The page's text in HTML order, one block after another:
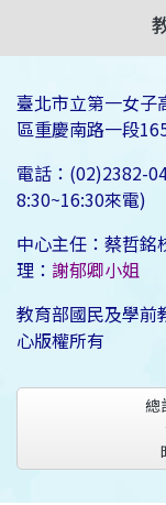
臺北市立第一女
區重慶南路一段
電話：(02)2382-
8:30~16:30來電)
中心主任：蔡哲
理： 謝郁卿小姐
教育部國民及學前
心版權所有
總